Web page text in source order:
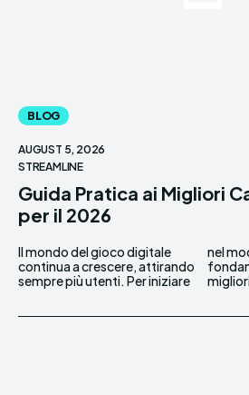
BLOG
AUGUST 5, 2026
STREAMLINE
Guida Pratica ai Migliori
per il 2026
Il mondo del gioco digitale
continua a crescere, attirando
sempre più utenti. Per iniziare
nel modo giusto, è
fondamentale conoscere i